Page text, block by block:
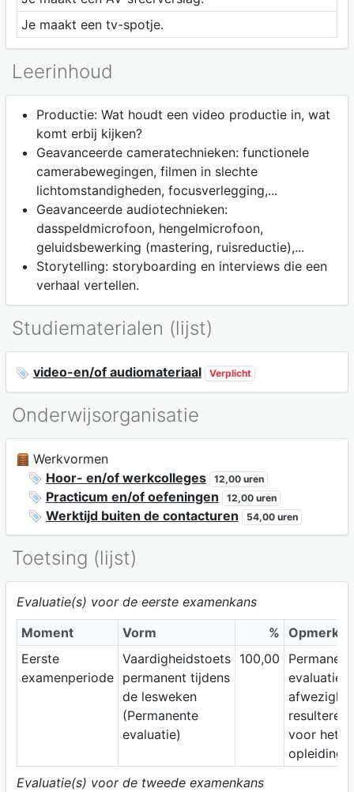
Je maakt een tv-spotje.
Leerinhoud
Productie: Wat houdt een video productie in, wat
komt erbij kijken?
Geavanceerde cameratechnieken: functionele
camerabewegingen, filmen in slechte
lichtomstandigheden, focusverlegging,...
Geavanceerde audiotechnieken:
dasspeldmicrofoon, hengelmicrofoon,
geluidsbewerking (mastering, ruisreductie),...
Storytelling: storyboarding en interviews die een
verhaal vertellen.
Studiematerialen (lijst)
video-en/of audiomateriaal Verplicht
Onderwijsorganisatie
Werkvormen
Hoor- en/of werkcolleges
12,00 uren
Practicum en/of oefeningen 12,00 uren
Werktijd buiten de contacturen 54,00 uren
Toetsing (lijst)
Evaluatie(s) voor de eerste examenkans
Moment
Vorm %
Eerste
examenperiode
Vaardigheidstoets
permanent tijdens
de lesweken
(Permanente
evaluatie)
100,00
evaluatie:
resulteren
voor het
Evaluatie(s) voor de tweede examenkans